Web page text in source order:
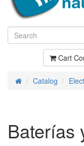
Cart
HomeCatalog
Baterías